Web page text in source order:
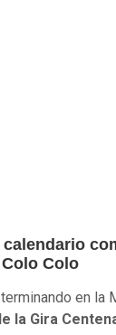
Colo
en la
la Gira